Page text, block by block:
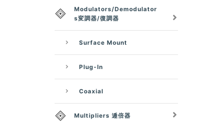
Modulators/Demodulator
s変調器/復調器
Surface Mount
Plug-In
Coaxial
Multipliers 逓倍器